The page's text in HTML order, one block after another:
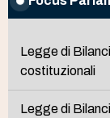
Legge di
costituzionali
Legge di